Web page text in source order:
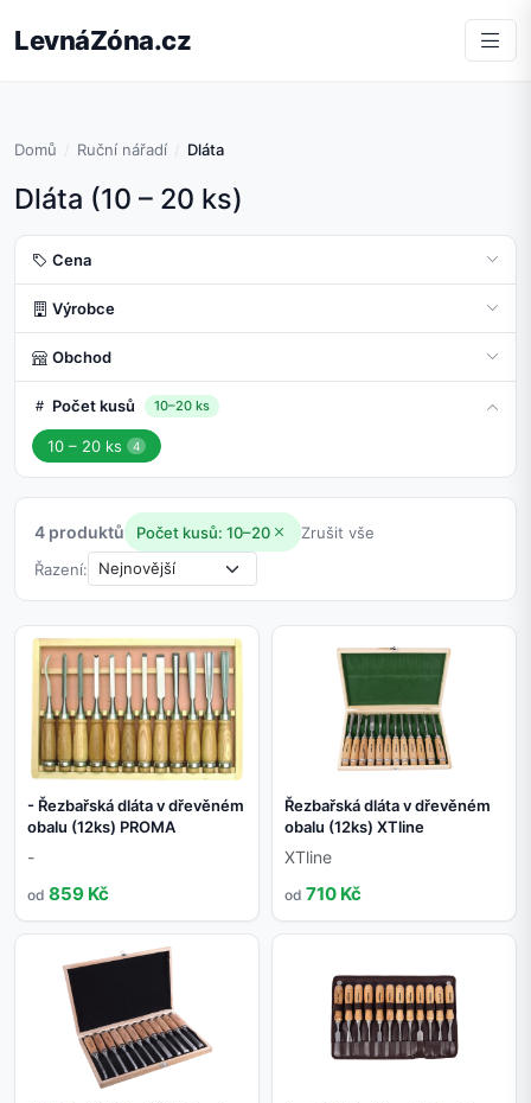
LevnáZóna.cz
Domů Ruční nářadí Dláta
Dláta (10 – 20 ks)
Cena
Výrobce
Obchod
Počet kusů 10–20 ks
10 – 20 ks 4
4 produktů Počet kusů: 10–20
Zrušit vše
Řazení:
- Řezbařská dláta v dřevěném
obalu (12ks) PROMA
-
od 859 Kč
Řezbařská dláta v dřevěném
obalu (12ks) XTline
XTline
od 710 Kč